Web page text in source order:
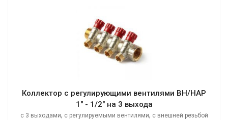
Коллектор с регулирующими вентилями ВН/НАР
1" - 1/2" на 3 выхода
с 3 выходами, с регулируемыми вентилями, с внешней резьбой